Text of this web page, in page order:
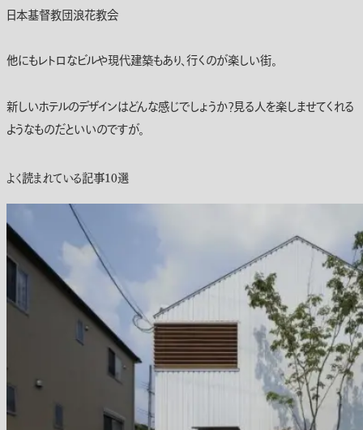
日本基督教団浪花教会
他にもレトロなビルや現代建築もあり、行くのが楽しい街。
新しいホテルのデザインはどんな感じでしょうか？見る人を楽しませてくれる
ようなものだといいのですが。
よく読まれている記事10選